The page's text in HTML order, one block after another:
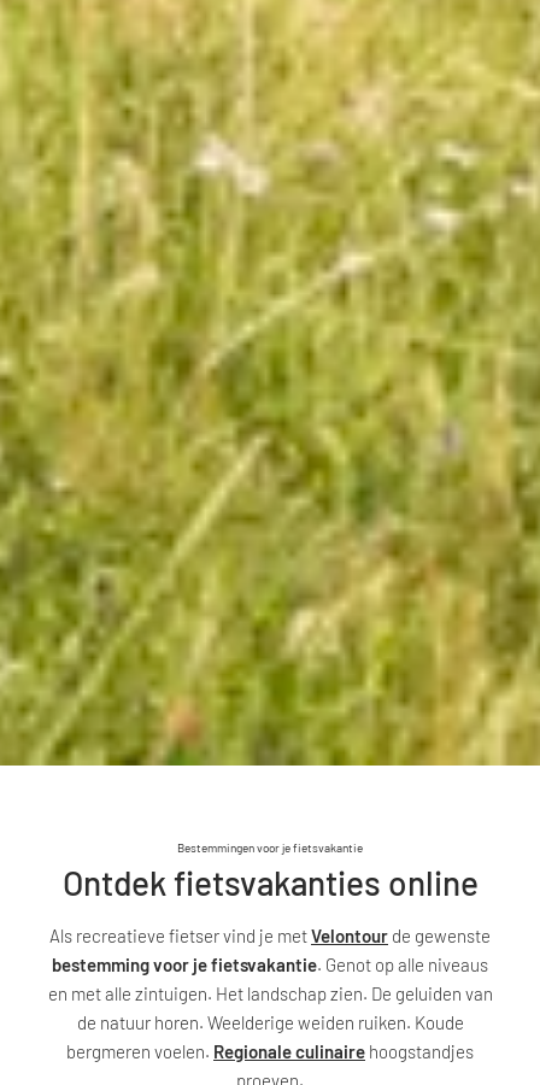
Bestemmingen voor je fietsvakantie
Ontdek fietsvakanties online
Als recreatieve fietser vind je metVelontour de gewenste
bestemming voor je fietsvakantie. Genot op alle niveaus
en met alle zintuigen. Het landschap zien. De geluiden van
de natuur horen. Weelderige weiden ruiken. Koude
bergmeren voelen. Regionale culinaire hoogstandjes
proeven.